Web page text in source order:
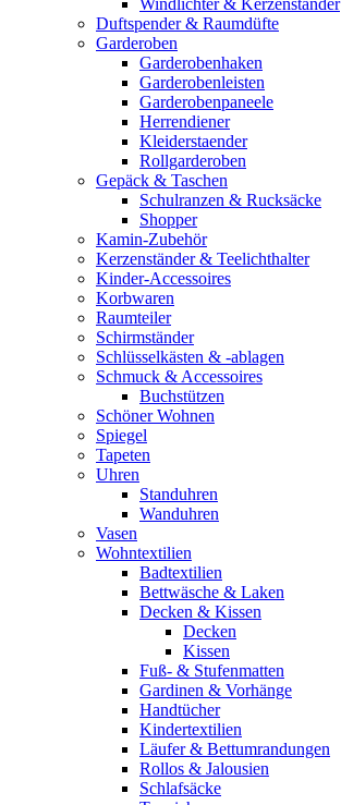
Windlichter & Kerzenständer
Duftspender & Raumdüfte
Garderoben
Garderobenhaken
Garderobenleisten
Garderobenpaneele
Herrendiener
Kleiderstaender
Rollgarderoben
Gepäck & Taschen
Schulranzen & Rucksäcke
Shopper
Kamin-Zubehör
Kerzenständer & Teelichthalter
Kinder-Accessoires
Korbwaren
Raumteiler
Schirmständer
Schlüsselkästen & -ablagen
Schmuck & Accessoires
Buchstützen
Schöner Wohnen
Spiegel
Tapeten
Uhren
Standuhren
Wanduhren
Vasen
Wohntextilien
Badtextilien
Bettwäsche & Laken
Decken & Kissen
Decken
Kissen
Fuß- & Stufenmatten
Gardinen & Vorhänge
Handtücher
Kindertextilien
Läufer & Bettumrandungen
Rollos & Jalousien
Schlafsäcke